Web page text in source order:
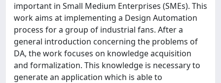
important in Small Medium Enterprises (SMEs). This
work aims at implementing a Design Automation
process for a group of industrial fans. After a
general introduction concerning the problems of
DA, the work focuses on knowledge acquisition
and formalization. This knowledge is necessary to
generate an application which is able to